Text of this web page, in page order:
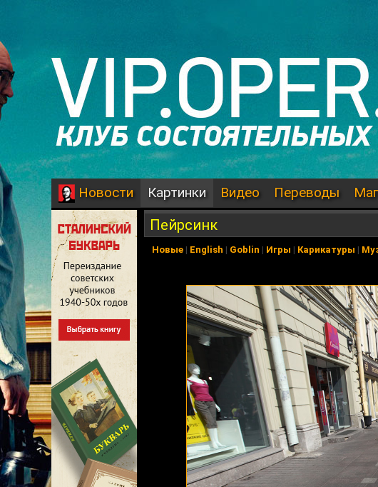
Новости Картинки Видео Переводы
Пейрсинк
Новые| English | Goblin | Игры | Карикатуры |